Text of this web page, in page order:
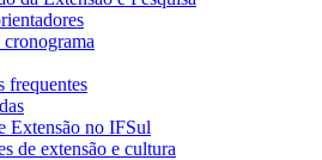
frequentes
Extensão no IFSul
de extensão e cultura